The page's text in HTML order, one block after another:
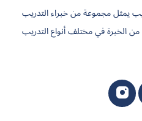
يمثل مجموعة من خبراء التدريب
للأجايل الذين لديهم 20 عامًا من الخبرة في مختلف أنواع التدريب